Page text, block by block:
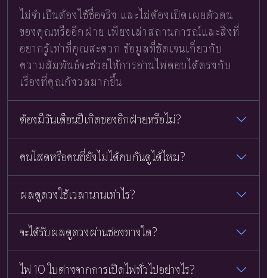
ไม่จำเป็นต้องใช้ชื่อจริง และไม่ต้องเปิดเผยตัวตน
ของคุณหรืออีกฝ่าย เพียงเล่าสถานการณ์และสิ่งที่
อยากรู้เท่าที่คุณสะดวก ข้อมูลที่ชัดเจนเกี่ยวกับ
ความสัมพันธ์จะช่วยให้การอ่านไพ่ตอบได้ตรงกับ
เรื่องที่คุณกังวลมากขึ้น
ต้องมีวันเดือนปีเกิดของอีกฝ่ายหรือไม่?
คนโสดหรือคนที่ยังไม่ได้คบกันดูได้ไหม?
ผลดูดวงใช้เวลานานเท่าไร?
จะได้รับผลดูดวงผ่านช่องทางใด?
ไพ่ 10 ใบต่างจากการเปิดไพ่ทั่วไปอย่างไร?